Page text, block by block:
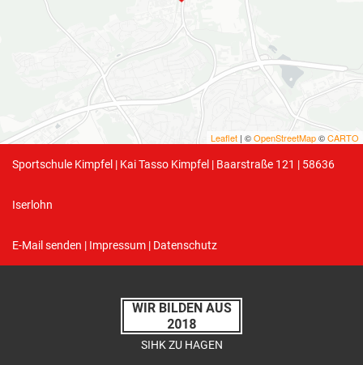
Leaflet | ©OpenStreetMap©CARTO
Sportschule Kimpfel | Kai Tasso Kimpfel | Baarstraße 121 | 58636
Iserlohn
E-Mail senden | Impressum | Datenschutz